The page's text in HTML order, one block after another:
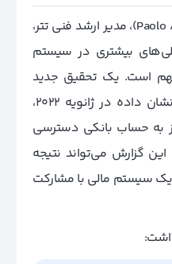
از نظر پائولو آردوینو (Paolo Ardoino)، مدیر ارشد فنی تتر،
بیشتری در سیستم
مهم است. یک تحقیق جدید
توسط موسسه Locomotiva نشان داده در ژانویه 2022،
هنوز به حساب بانکی دسترسی
این گزارش می‌تواند نتیجه
سیستم مالی با مشارکت